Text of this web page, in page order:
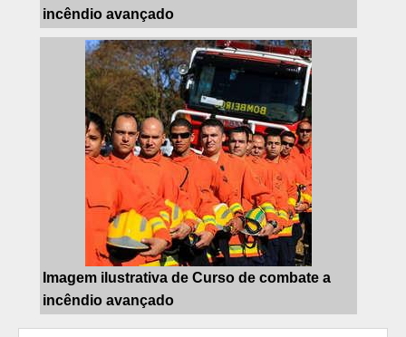
incêndio avançado
Imagem ilustrativa de Curso de combate a
incêndio avançado